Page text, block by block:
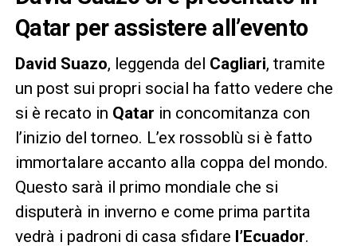
Qatar per assistere all’evento
David Suazo, leggenda del Cagliari, tramite
un post sui propri social ha fatto vedere che
si è recato in Qatar in concomitanza con
l’inizio del torneo. L’ex rossoblù si è fatto
immortalare accanto alla coppa del mondo.
Questo sarà il primo mondiale che si
disputerà in inverno e come prima partita
vedrà i padroni di casa sfidare l’Ecuador.